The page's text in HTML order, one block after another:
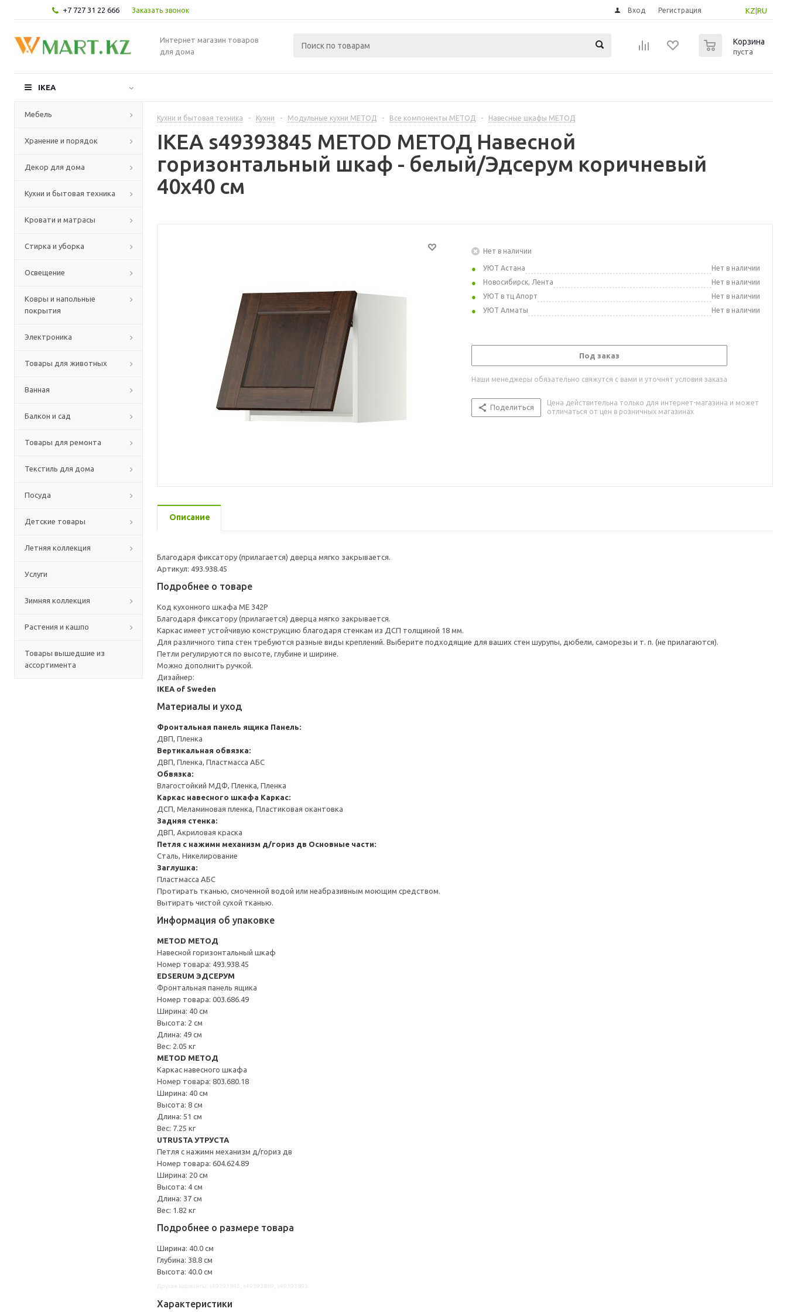
+7 727 31 22 666 Заказать звонок KZ RU
Вход Регистрация
Интернет магазин товаров
для дома
Корзина
пуста
IKEA
Мебель
Хранение и порядок
Декор для дома
Кухни и бытовая техника
Кровати и матрасы
Стирка и уборка
Освещение
Ковры и напольные
покрытия
Электроника
Товары для животных
Ванная
Балкон и сад
Товары для ремонта
Текстиль для дома
Посуда
Детские товары
Летняя коллекция
Услуги
Зимняя коллекция
Растения и кашпо
Товары вышедшие из
ассортимента
Кухни и бытовая техника - Кухни - Модульные кухни МЕТОД - Все компоненты МЕТОД - Навесные шкафы МЕТОД
IKEA s49393845 METOD МЕТОД Навесной
горизонтальный шкаф - белый/Эдсерум коричневый
40x40 см
Нет в наличии
УЮТ Астана
Нет в наличии
Новосибирск, Лента
Нет в наличии
УЮТ в тц Апорт
Нет в наличии
УЮТ Алматы
Нет в наличии
Под заказ
Наши менеджеры обязательно свяжутся с вами и уточнят условия заказа
Поделиться
Цена действительна только для интернет-магазина и может
отличаться от цен в розничных магазинах
Описание
Благодаря фиксатору (прилагается) дверца мягко закрывается.
Артикул: 493.938.45
Подробнее о товаре
Код кухонного шкафа ME 342P
Благодаря фиксатору (прилагается) дверца мягко закрывается.
Каркас имеет устойчивую конструкцию благодаря стенкам из ДСП толщиной 18 мм.
Для различного типа стен требуются разные виды креплений. Выберите подходящие для ваших стен шурупы, дюбели, саморезы и т. п. (не прилагаются).
Петли регулируются по высоте, глубине и ширине.
Можно дополнить ручкой.
Дизайнер:
IKEA of Sweden
Материалы и уход
Фронтальная панель ящика Панель:
ДВП, Пленка
Вертикальная обвязка:
ДВП, Пленка, Пластмасса АБС
Обвязка:
Влагостойкий МДФ, Пленка, Пленка
Каркас навесного шкафа Каркас:
ДСП, Меламиновая пленка, Пластиковая окантовка
Задняя стенка:
ДВП, Акриловая краска
Петля с нажимн механизм д/гориз дв Основные части:
Сталь, Никелирование
Заглушка:
Пластмасса АБС
Протирать тканью, смоченной водой или неабразивным моющим средством.
Вытирать чистой сухой тканью.
Информация об упаковке
METOD МЕТОД
Навесной горизонтальный шкаф
Номер товара: 493.938.45
EDSERUM ЭДСЕРУМ
Фронтальная панель ящика
Номер товара: 003.686.49
Ширина: 40 см
Высота: 2 см
Длина: 49 см
Вес: 2.05 кг
METOD МЕТОД
Каркас навесного шкафа
Номер товара: 803.680.18
Ширина: 40 см
Высота: 8 см
Длина: 51 см
Вес: 7.25 кг
UTRUSTA УТРУСТА
Петля с нажимн механизм д/гориз дв
Номер товара: 604.624.89
Ширина: 20 см
Высота: 4 см
Длина: 37 см
Вес: 1.82 кг
Подробнее о размере товара
Ширина: 40.0 см
Глубина: 38.8 см
Высота: 40.0 см
Характеристики